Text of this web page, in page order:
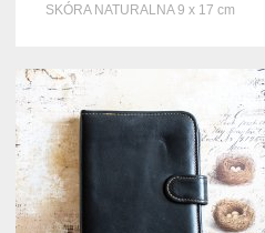
SKÓRA NATURALNA 9 x 17 cm